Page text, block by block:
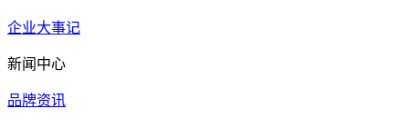
企业大事记
新闻中心
品牌资讯